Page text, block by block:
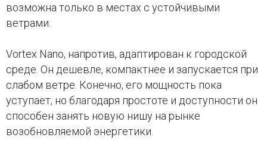
возможна только в местах с устойчивыми
ветрами.
Vortex Nano, напротив, адаптирован к городской
среде. Он дешевле, компактнее и запускается при
слабом ветре. Конечно, его мощность пока
уступает, но благодаря простоте и доступности он
способен занять новую нишу на рынке
возобновляемой энергетики.